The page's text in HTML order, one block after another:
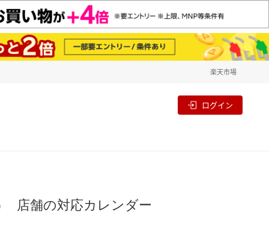
楽天市場
ログイン
店舗の対応カレンダー